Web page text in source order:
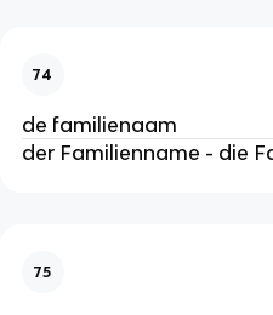
74
de familienaam
der Familienname - die
75